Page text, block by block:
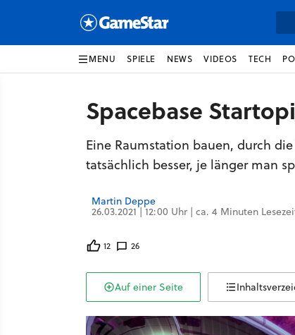
MENU SPIELE NEWS VIDEOS TECH
Spacebase
Eine Raumstation bauen, durch
tatsächlich besser, je länger man
Martin Deppe
26.03.2021 | 12:00 Uhr | ca. 4 Minuten
12 26
Auf einer Seite